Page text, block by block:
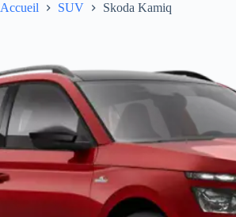
Accueil SUV Skoda Kamiq